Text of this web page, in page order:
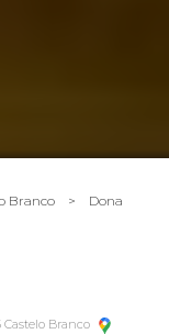
Branco > Dona
Castelo Branco